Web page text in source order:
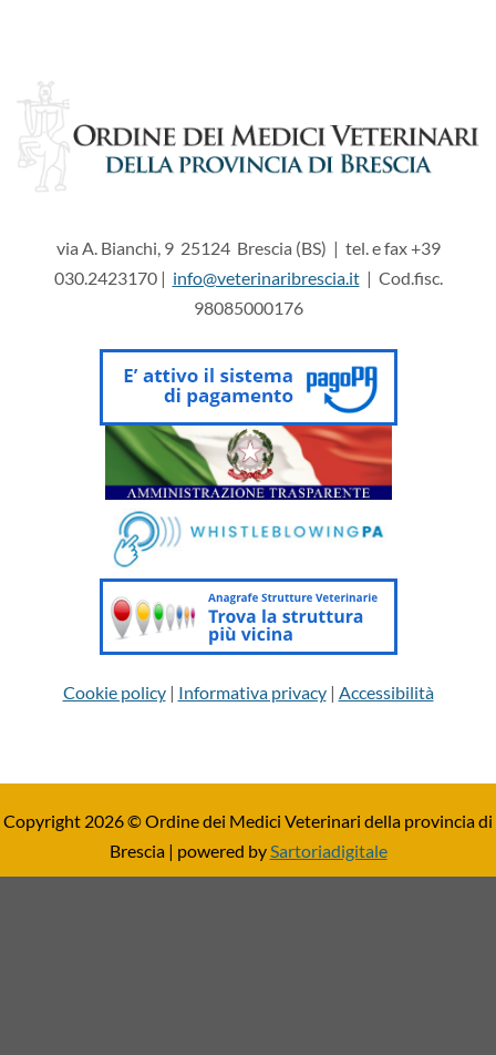
via A. Bianchi, 9 25124 Brescia (BS) | tel. e fax +39
030.2423170 | info@veterinaribrescia.it| Cod.fisc.
98085000176
Cookie policy| Informativa privacy| Accessibilità
Copyright 2026 © Ordine dei Medici Veterinari della provincia di
Brescia | powered bySartoriadigitale